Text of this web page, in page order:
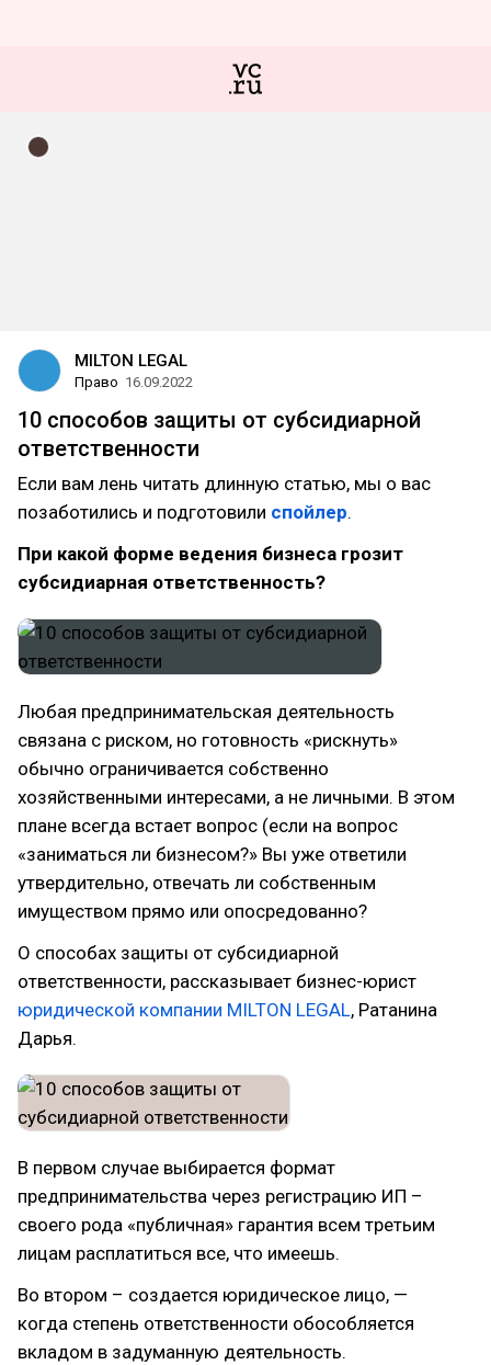
MILTON LEGAL
Право 16.09.2022
10 способов защиты от субсидиарной
ответственности
Если вам лень читать длинную статью, мы о вас
позаботились и подготовили спойлер.
При какой форме ведения бизнеса грозит
субсидиарная ответственность?
Любая предпринимательская деятельность
связана с риском, но готовность «рискнуть»
обычно ограничивается собственно
хозяйственными интересами, а не личными. В этом
плане всегда встает вопрос (если на вопрос
«заниматься ли бизнесом?» Вы уже ответили
утвердительно, отвечать ли собственным
имуществом прямо или опосредованно?
О способах защиты от субсидиарной
ответственности, рассказывает бизнес-юрист
юридической компании MILTON LEGAL, Ратанина
Дарья.
В первом случае выбирается формат
предпринимательства через регистрацию ИП –
своего рода «публичная» гарантия всем третьим
лицам расплатиться все, что имеешь.
Во втором – создается юридическое лицо, —
когда степень ответственности обособляется
вкладом в задуманную деятельность.